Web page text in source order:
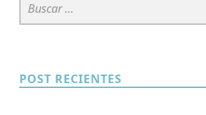
POST RECIENTES